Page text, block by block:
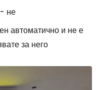
- не
автоматично и не е
за него